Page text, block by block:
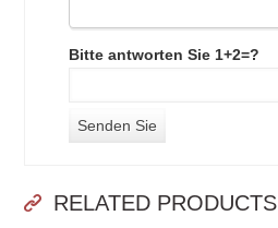
Bitte antworten Sie 1+2=?
RELATED PRODUCTS